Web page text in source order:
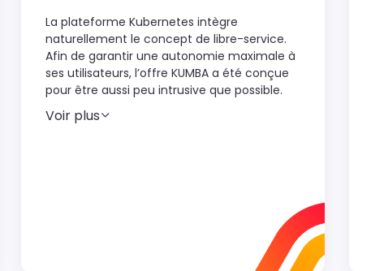
La plateforme Kubernetes intègre
naturellement le concept de libre-service.
Afin de garantir une autonomie maximale à
ses utilisateurs, l’offre KUMBA a été conçue
pour être aussi peu intrusive que possible.
Voir plus